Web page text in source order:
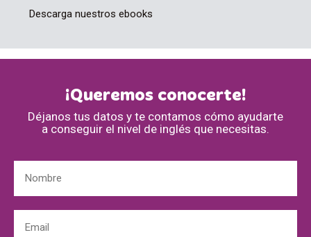
Descarga nuestros ebooks
¡Queremos conocerte!
Déjanos tus datos y te contamos cómo ayudarte
a conseguir el nivel de inglés que necesitas.